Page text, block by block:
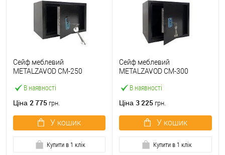
В наявності
Сейф меблевий
METALZAVOD СМ-250
Ціна 2 775 грн.
У кошик
Купити в 1 клік
В наявності
Сейф меблевий
METALZAVOD СМ-300
Ціна 3 225 грн.
У кошик
Купити в 1 клік